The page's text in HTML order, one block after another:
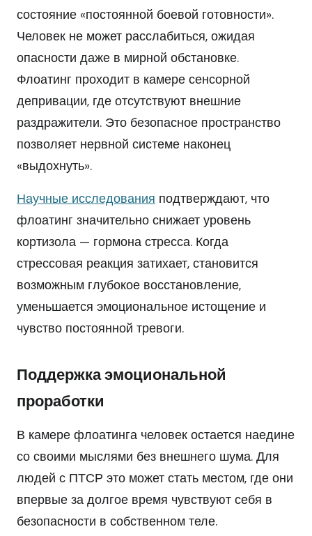
состояние «постоянной боевой готовности».
Человек не может расслабиться, ожидая
опасности даже в мирной обстановке.
Флоатинг проходит в камере сенсорной
депривации, где отсутствуют внешние
раздражители. Это безопасное пространство
позволяет нервной системе наконец
«выдохнуть».
Научные исследования подтверждают, что
флоатинг значительно снижает уровень
кортизола — гормона стресса. Когда
стрессовая реакция затихает, становится
возможным глубокое восстановление,
уменьшается эмоциональное истощение и
чувство постоянной тревоги.
Поддержка эмоциональной
проработки
В камере флоатинга человек остается наедине
со своими мыслями без внешнего шума. Для
людей с ПТСР это может стать местом, где они
впервые за долгое время чувствуют себя в
безопасности в собственном теле.